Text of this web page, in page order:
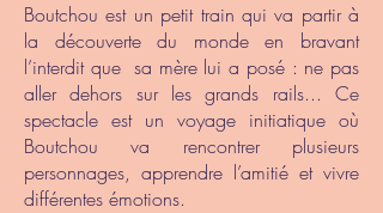
Boutchou est un petit train qui va partir à
la découverte du monde en bravant
l’interdit que sa mère lui a posé : ne pas
aller dehors sur les grands rails... Ce
spectacle est un voyage initiatique où
Boutchou va rencontrer plusieurs
personnages, apprendre l’amitié et vivre
différentes émotions.